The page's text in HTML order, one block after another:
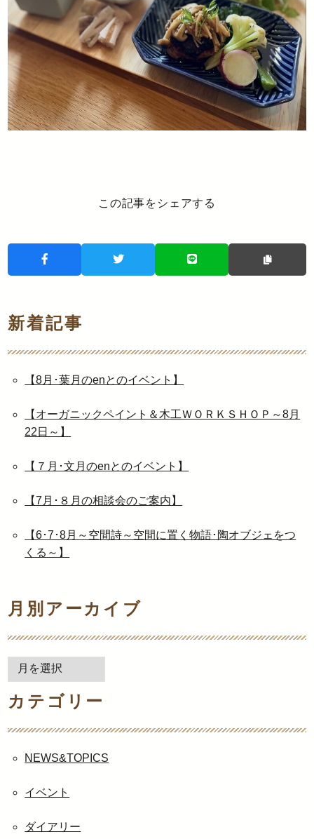
この記事をシェアする
新着記事
【8月･葉月のenとのイベント】
【オーガニックペイント＆木工ＷＯＲＫＳＨＯＰ～8月
22日～】
【７月･文月のenとのイベント】
【7月･８月の相談会のご案内】
【6･7･8月～空間詩～空間に置く物語･陶オブジェをつ
くる～】
月別アーカイブ
別
ア
カ
カテゴリー
NEWS&TOPICS
イベント
ダイアリー